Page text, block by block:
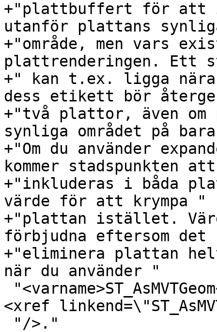
+"plattbuffert för att
utanför plattans
+"område, men vars
plattrenderingen. Ett
+" kan t.ex. ligga
dess etikett bör
+"två plattor, även
synliga området på
+"Om du använder
kommer stadspunkten
+"inkluderas i båda
värde för att krympa "
+"plattan istället.
förbjudna eftersom
+"eliminera plattan
när du använder "
<xref